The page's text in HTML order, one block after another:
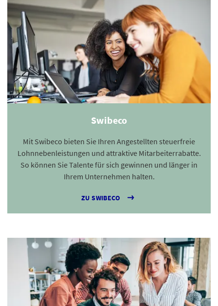
Swibeco
Mit Swibeco bieten Sie Ihren Angestellten steuerfreie
Lohnnebenleistungen und attraktive Mitarbeiterrabatte.
So können Sie Talente für sich gewinnen und länger in
Ihrem Unternehmen halten.
ZU SWIBECO